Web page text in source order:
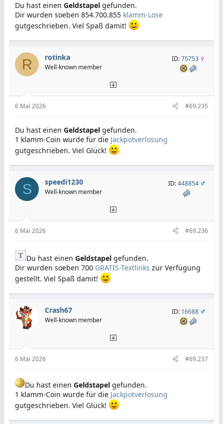
Du hast einen Geldstapel gefunden.
Dir wurden soeben 854.700.855 klamm-Lose
gutgeschrieben. Viel Spaß damit!
R rotinka
Well-known member
ID:75753
6 Mai 2026 #69.235
Du hast einen Geldstapel gefunden.
1 klamm-Coin wurde für die Jackpotverlosung
gutgeschrieben. Viel Glück!
S speedi1230
Well-known member
ID:448854
6 Mai 2026 #69.236
Du hast einen Geldstapel gefunden.
Dir wurden soeben 700 GRATIS-Textlinks zur Verfügung
gestellt. Viel Spaß damit!
Crash67
Well-known member
ID: 16688
6 Mai 2026 #69.237
Du hast einen Geldstapel gefunden.
1 klamm-Coin wurde für die Jackpotverlosung
gutgeschrieben. Viel Glück!